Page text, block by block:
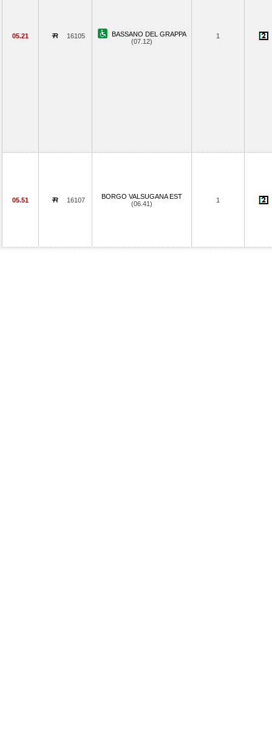
05.21 16105
BASSANO DEL GRAPPA
(07.12)
1
05.51 16107
BORGO VALSUGANA EST
(06.41)
1